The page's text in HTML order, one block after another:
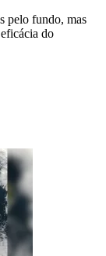
pelo fundo, mas
do